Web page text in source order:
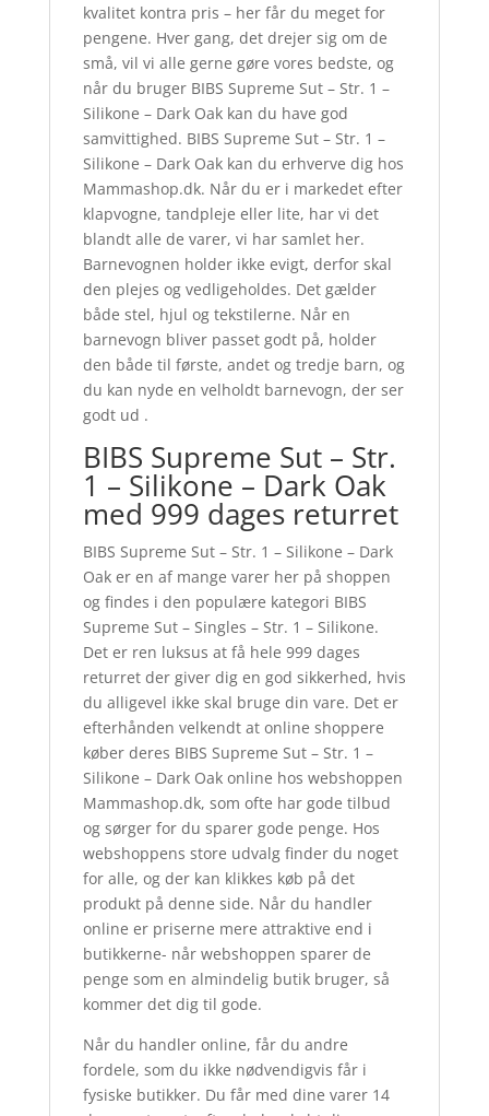
kvalitet kontra pris – her får du meget for
pengene. Hver gang, det drejer sig om de
små, vil vi alle gerne gøre vores bedste, og
når du bruger BIBS Supreme Sut – Str. 1 –
Silikone – Dark Oak kan du have god
samvittighed. BIBS Supreme Sut – Str. 1 –
Silikone – Dark Oak kan du erhverve dig hos
Mammashop.dk. Når du er i markedet efter
klapvogne, tandpleje eller lite, har vi det
blandt alle de varer, vi har samlet her.
Barnevognen holder ikke evigt, derfor skal
den plejes og vedligeholdes. Det gælder
både stel, hjul og tekstilerne. Når en
barnevogn bliver passet godt på, holder
den både til første, andet og tredje barn, og
du kan nyde en velholdt barnevogn, der ser
godt ud .
BIBS Supreme Sut – Str.
1 – Silikone – Dark Oak
med 999 dages returret
BIBS Supreme Sut – Str. 1 – Silikone – Dark
Oak er en af mange varer her på shoppen
og findes i den populære kategori BIBS
Supreme Sut – Singles – Str. 1 – Silikone.
Det er ren luksus at få hele 999 dages
returret der giver dig en god sikkerhed, hvis
du alligevel ikke skal bruge din vare. Det er
efterhånden velkendt at online shoppere
køber deres BIBS Supreme Sut – Str. 1 –
Silikone – Dark Oak online hos webshoppen
Mammashop.dk, som ofte har gode tilbud
og sørger for du sparer gode penge. Hos
webshoppens store udvalg finder du noget
for alle, og der kan klikkes køb på det
produkt på denne side. Når du handler
online er priserne mere attraktive end i
butikkerne- når webshoppen sparer de
penge som en almindelig butik bruger, så
kommer det dig til gode.
Når du handler online, får du andre
fordele, som du ikke nødvendigvis får i
fysiske butikker. Du får med dine varer 14